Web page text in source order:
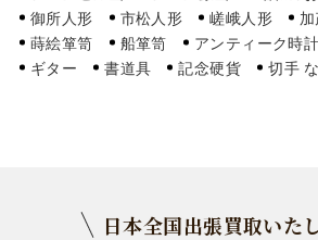
御所人形
市松人形 嵯峨人形
蒔絵箪笥
船箪笥 アンティーク時計
ギター
書道具 記念硬貨 切手
日本全国出張買取いた